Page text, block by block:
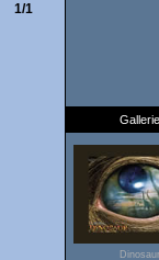
1/1
Gallerie
Dinosaur